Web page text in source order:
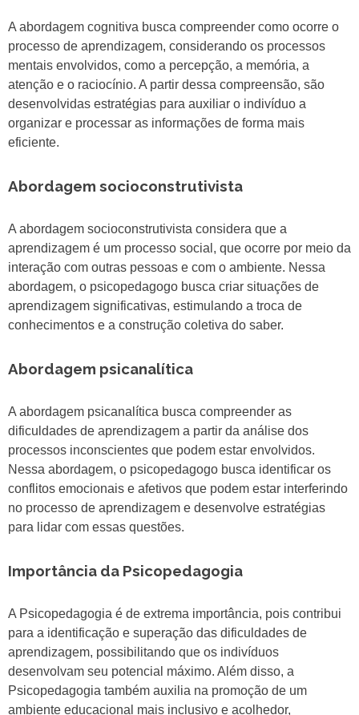
A abordagem cognitiva busca compreender como ocorre o
processo de aprendizagem, considerando os processos
mentais envolvidos, como a percepção, a memória, a
atenção e o raciocínio. A partir dessa compreensão, são
desenvolvidas estratégias para auxiliar o indivíduo a
organizar e processar as informações de forma mais
eficiente.
Abordagem socioconstrutivista
A abordagem socioconstrutivista considera que a
aprendizagem é um processo social, que ocorre por meio da
interação com outras pessoas e com o ambiente. Nessa
abordagem, o psicopedagogo busca criar situações de
aprendizagem significativas, estimulando a troca de
conhecimentos e a construção coletiva do saber.
Abordagem psicanalítica
A abordagem psicanalítica busca compreender as
dificuldades de aprendizagem a partir da análise dos
processos inconscientes que podem estar envolvidos.
Nessa abordagem, o psicopedagogo busca identificar os
conflitos emocionais e afetivos que podem estar interferindo
no processo de aprendizagem e desenvolve estratégias
para lidar com essas questões.
Importância da Psicopedagogia
A Psicopedagogia é de extrema importância, pois contribui
para a identificação e superação das dificuldades de
aprendizagem, possibilitando que os indivíduos
desenvolvam seu potencial máximo. Além disso, a
Psicopedagogia também auxilia na promoção de um
ambiente educacional mais inclusivo e acolhedor,